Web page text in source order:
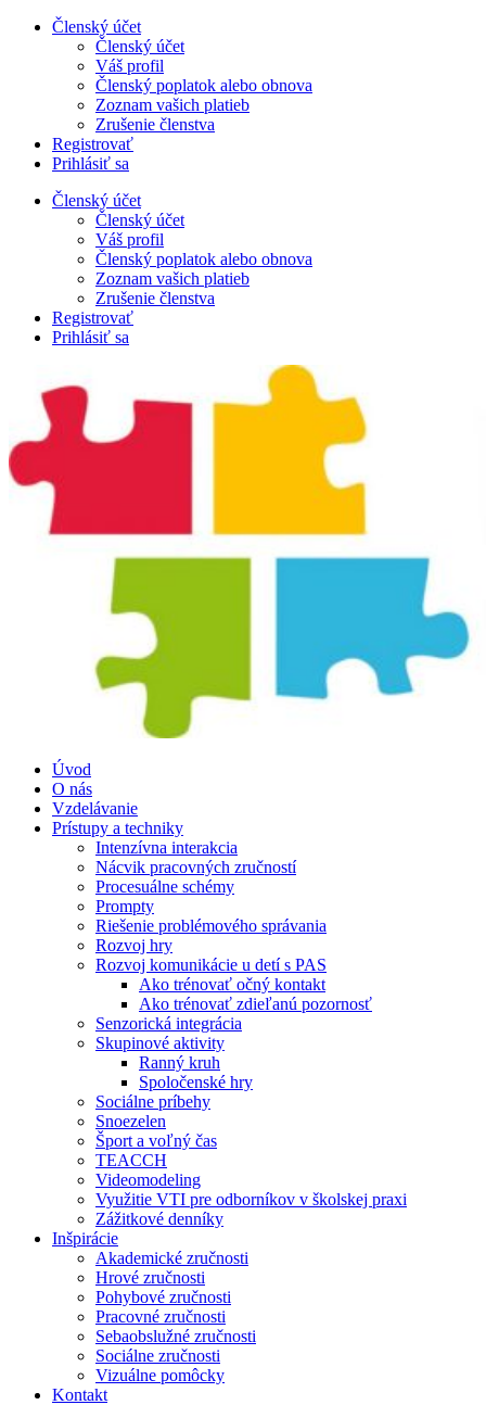
PreskočiťČlenský účet
Členský účet
Váš profil
Členský poplatok alebo obnova
Zoznam vašich platieb
Zrušenie členstva
Registrovať
Prihlásiť sa
Členský účet
Členský účet
Váš profil
Členský poplatok alebo obnova
Zoznam vašich platieb
Zrušenie členstva
Registrovať
Prihlásiť sa
Úvod
O nás
Vzdelávanie
Prístupy a techniky
Intenzívna interakcia
Nácvik pracovných zručností
Procesuálne schémy
Prompty
Riešenie problémového správania
Rozvoj hry
Rozvoj komunikácie u detí s PAS
Ako trénovať očný kontakt
Ako trénovať zdieľanú pozornosť
Senzorická integrácia
Skupinové aktivity
Ranný kruh
Spoločenské hry
Sociálne príbehy
Snoezelen
Šport a voľný čas
TEACCH
Videomodeling
Využitie VTI pre odborníkov v školskej praxi
Zážitkové denníky
Inšpirácie
Akademické zručnosti
Hrové zručnosti
Pohybové zručnosti
Pracovné zručnosti
Sebaobslužné zručnosti
Sociálne zručnosti
Vizuálne pomôcky
Kontakt